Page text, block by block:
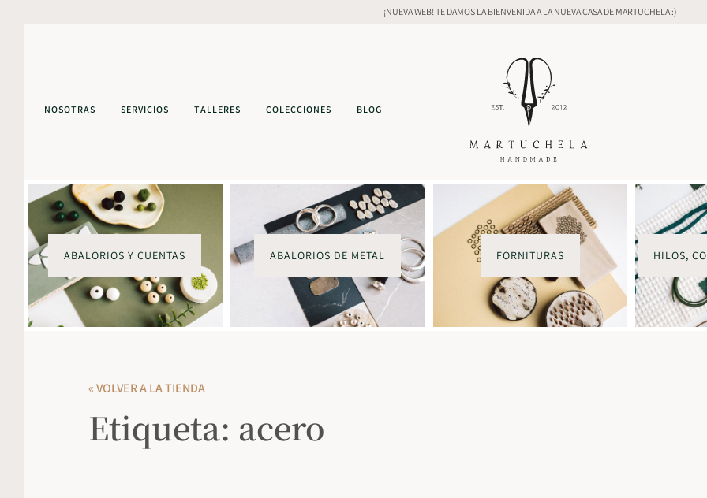
¡NUEVA WEB! TE DAMOS LA BIENVENIDA A LA NUEVA CASA DE MARTUCHELA :)
NOSOTRAS SERVICIOS TALLERES COLECCIONES BLOG
ABALORIOS Y CUENTAS ABALORIOS DE METAL FORNITURAS HILOS,
« VOLVER A LA TIENDA
Etiqueta: acero